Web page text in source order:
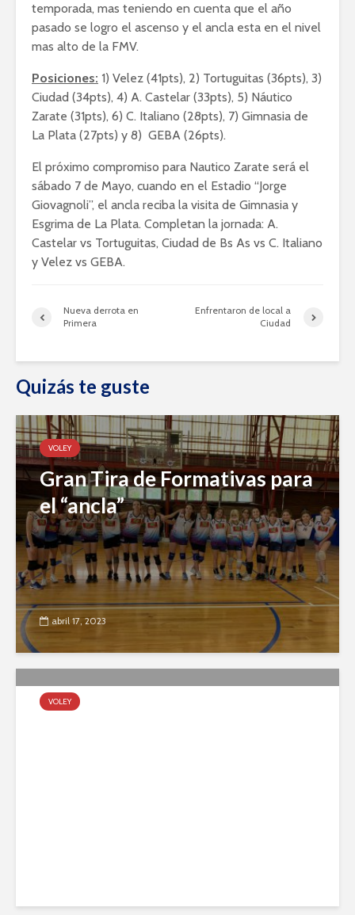
temporada, mas teniendo en cuenta que el año
pasado se logro el ascenso y el ancla esta en el nivel
mas alto de la FMV.
Posiciones: 1) Velez (41pts), 2) Tortuguitas (36pts), 3)
Ciudad (34pts), 4) A. Castelar (33pts), 5) Náutico
Zarate (31pts), 6) C. Italiano (28pts), 7) Gimnasia de
La Plata (27pts) y 8) GEBA (26pts).
El próximo compromiso para Nautico Zarate será el
sábado 7 de Mayo, cuando en el Estadio “Jorge
Giovagnoli”, el ancla reciba la visita de Gimnasia y
Esgrima de La Plata. Completan la jornada: A.
Castelar vs Tortuguitas, Ciudad de Bs As vs C. Italiano
y Velez vs GEBA.
Nueva derrota en
Primera
Enfrentaron de local a
Ciudad
Quizás te guste
VOLEY
Gran Tira de Formativas para
el “ancla”
abril 17, 2023
VOLEY